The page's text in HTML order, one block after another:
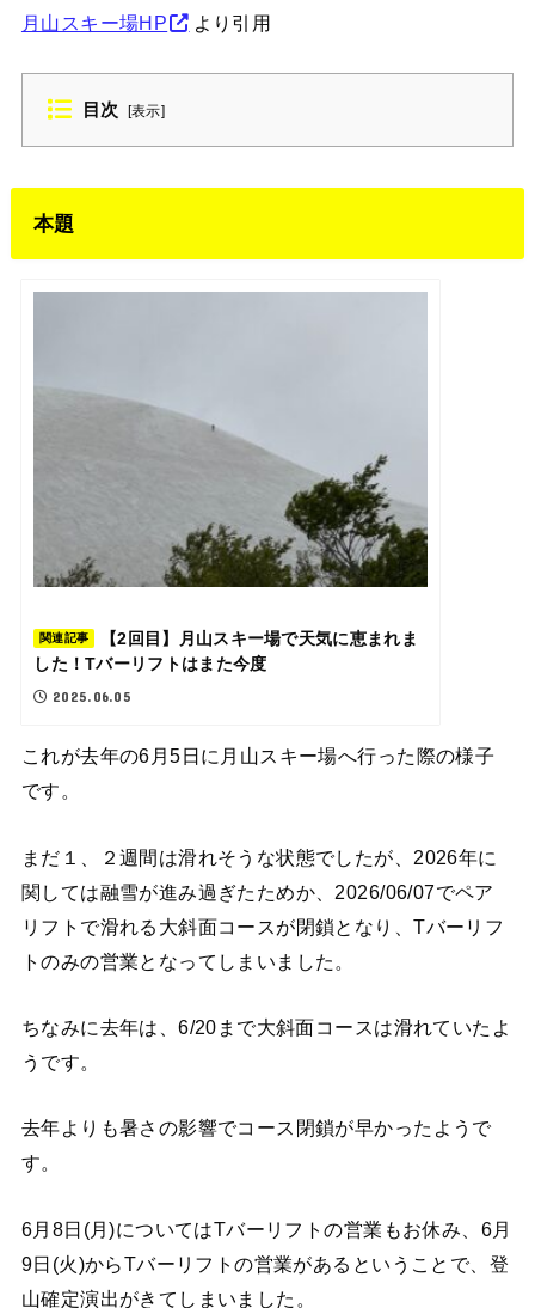
月山スキー場HP より引用
目次 [表示]
本題
関連記事
【2回目】月山スキー場で天気に恵まれま
した！Tバーリフトはまた今度
2025.06.05
これが去年の6月5日に月山スキー場へ行った際の様子
です。
まだ１、２週間は滑れそうな状態でしたが、2026年に
関しては融雪が進み過ぎたためか、2026/06/07でペア
リフトで滑れる大斜面コースが閉鎖となり、Tバーリフ
トのみの営業となってしまいました。
ちなみに去年は、6/20まで大斜面コースは滑れていたよ
うです。
去年よりも暑さの影響でコース閉鎖が早かったようで
す。
6月8日(月)についてはTバーリフトの営業もお休み、6月
9日(火)からTバーリフトの営業があるということで、登
山確定演出がきてしまいました。